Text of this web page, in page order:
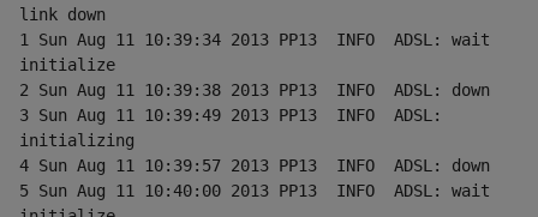
link down
1 Sun Aug 11 10:39:34 2013 PP13  INFO  ADSL: wait
initialize
2 Sun Aug 11 10:39:38 2013 PP13  INFO  ADSL: down
3 Sun Aug 11 10:39:49 2013 PP13  INFO  ADSL:
initializing
4 Sun Aug 11 10:39:57 2013 PP13  INFO  ADSL: down
5 Sun Aug 11 10:40:00 2013 PP13  INFO  ADSL: wait